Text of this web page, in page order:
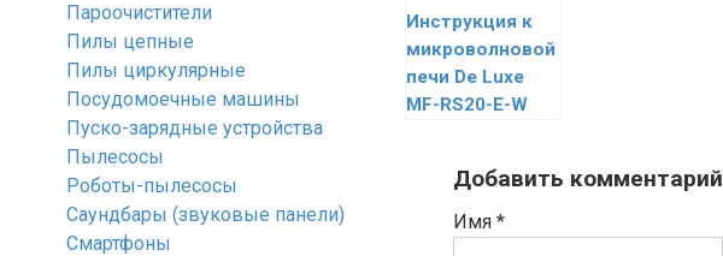
Инструкция к
микроволновой
печи De Luxe
MF-RS20-E-W
Добавить комментарий
Имя *
Пароочистители
Пилы цепные
Пилы циркулярные
Посудомоечные машины
Пуско-зарядные устройства
Пылесосы
Роботы-пылесосы
Саундбары (звуковые панели)
Смартфоны